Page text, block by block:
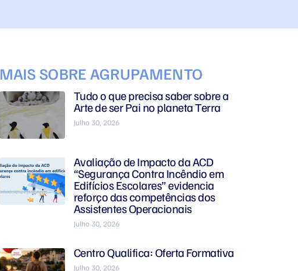
MAIS SOBRE AGRUPAMENTO
Tudo o que precisa saber sobre a
Arte de ser Pai no planeta Terra
Julho 30, 2026
Avaliação de Impacto da ACD
“Segurança Contra Incêndio em
Edifícios Escolares” evidencia
reforço das competências dos
Assistentes Operacionais
Julho 30, 2026
Centro Qualifica: Oferta Formativa
Julho 30, 2026